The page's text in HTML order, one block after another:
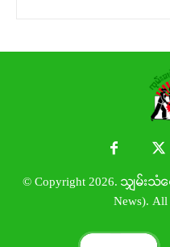
© Copyright 2026. သျှမ်းသံ
News). All